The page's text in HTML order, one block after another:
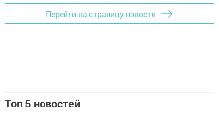
Перейти на страницу новости
Топ 5 новостей